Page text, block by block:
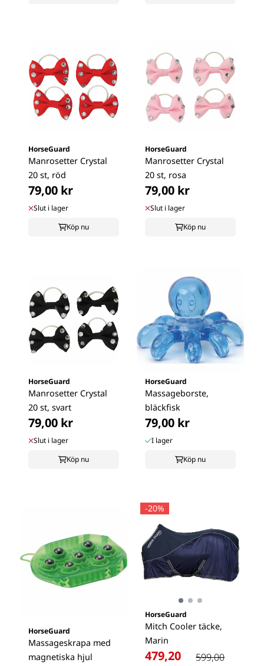
HorseGuard
Manrosetter Crystal
20 st, röd
79,00 kr
Slut i lager
Köp nu
HorseGuard
Manrosetter Crystal
20 st, rosa
79,00 kr
Slut i lager
Köp nu
HorseGuard
Manrosetter Crystal
20 st, svart
79,00 kr
Slut i lager
Köp nu
HorseGuard
Massageborste,
bläckfisk
79,00 kr
I lager
Köp nu
HorseGuard
Massageskrapa med
magnetiska hjul
-20%
HorseGuard
Mitch Cooler täcke,
Marin
479,20
599,00